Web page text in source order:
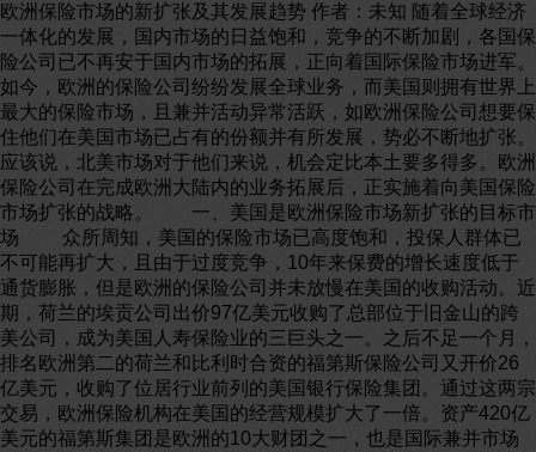
欧洲保险市场的新扩张及其发展趋势 作者：未知 随着全球经济
一体化的发展，国内市场的日益饱和，竞争的不断加剧，各国保
险公司已不再安于国内市场的拓展，正向着国际保险市场进军。
如今，欧洲的保险公司纷纷发展全球业务，而美国则拥有世界上
最大的保险市场，且兼并活动异常活跃，如欧洲保险公司想要保
住他们在美国市场已占有的份额并有所发展，势必不断地扩张。
应该说，北美市场对于他们来说，机会定比本土要多得多。欧洲
保险公司在完成欧洲大陆内的业务拓展后，正实施着向美国保险
市场扩张的战略。 一、美国是欧洲保险市场新扩张的目标市
场 众所周知，美国的保险市场已高度饱和，投保人群体已
不可能再扩大，且由于过度竞争，10年来保费的增长速度低于
通货膨胀，但是欧洲的保险公司并未放慢在美国的收购活动。近
期，荷兰的埃贡公司出价97亿美元收购了总部位于旧金山的跨
美公司，成为美国人寿保险业的三巨头之一。之后不足一个月，
排名欧洲第二的荷兰和比利时合资的福第斯保险公司又开价26
亿美元，收购了位居行业前列的美国银行保险集团。通过这两宗
交易，欧洲保险机构在美国的经营规模扩大了一倍。资产420亿
美元的福第斯集团是欧洲的10大财团之一，也是国际兼并市场